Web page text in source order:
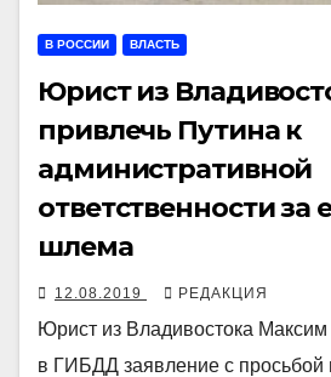
В РОССИИ ВЛАСТЬ
Юрист из
привлечь Путина к
административной
ответственности за
шлема
12.08.2019 РЕДАКЦИЯ
Юрист из Владивостока
в ГИБДД заявление с просьбой